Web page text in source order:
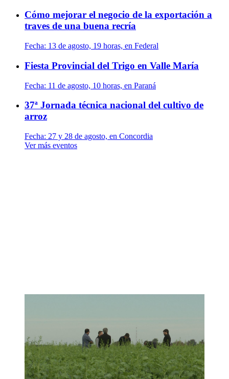
Cómo mejorar el negocio de la exportación a
traves de una buena recría
Fecha: 13 de agosto, 19 horas, en Federal
Fiesta Provincial del Trigo en Valle María
Fecha: 11 de agosto, 10 horas, en Paraná
37ª Jornada técnica nacional del cultivo de
arroz
Fecha: 27 y 28 de agosto, en Concordia
Ver más eventos